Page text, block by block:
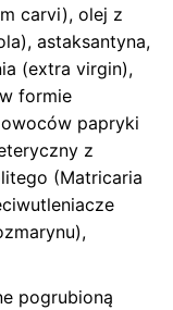
carvi), olej z
astaksantyna,
(extra virgin),
formie
papryki
z
(Matricaria
pogrubioną